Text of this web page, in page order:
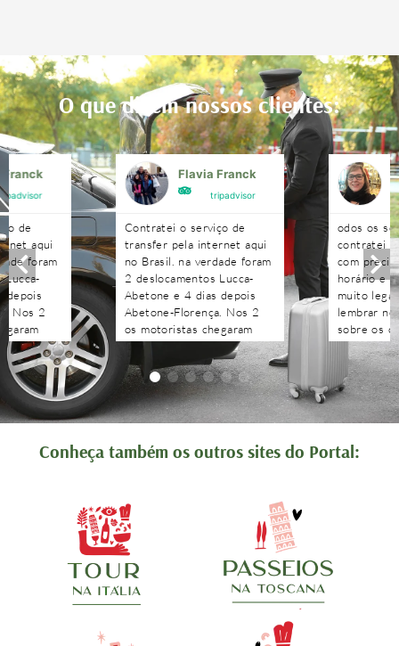
O que dizem nossos clientes:
Franck
de
aqui
foram
Lucca-
depois
Nos 2
Flavia Franck
tripadvisor
Contratei o serviço de
transfer pela internet aqui
no Brasil. na verdade foram
2 deslocamentos Lucca-
Abetone e 4 dias depois
Abetone-Florença. Nos 2
os motoristas chegaram
antes do horário
combinado, nos aguardaram
e foram muito atenciosos.
Ótimo trabalho. Podem
contratar sem medo!!!!
odos os
contratei
com
horário e
muito
lembrar
sobre os
agendados
às
recebidas
Conheça também os outros sites do Portal: